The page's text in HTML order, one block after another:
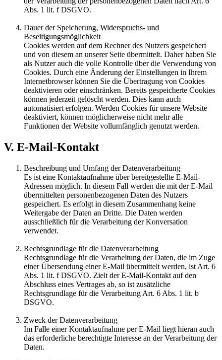
Abs. 1 lit. f DSGVO.
Dauer der Speicherung, Widerspruchs- und
Beseitigungsmöglichkeit
Cookies werden auf dem Rechner des Nutzers gespeichert
und von diesem an unserer Seite übermittelt. Daher haben Sie
als Nutzer auch die volle Kontrolle über die Verwendung von
Cookies. Durch eine Änderung der Einstellungen in Ihrem
Internetbrowser können Sie die Übertragung von Cookies
deaktivieren oder einschränken. Bereits gespeicherte Cookies
können jederzeit gelöscht werden. Dies kann auch
automatisiert erfolgen. Werden Cookies für unsere Website
deaktiviert, können möglicherweise nicht mehr alle
Funktionen der Website vollumfänglich genutzt werden.
V. E-Mail-Kontakt
Beschreibung und Umfang der Datenverarbeitung
Es ist eine Kontaktaufnahme über bereitgestellte E-Mail-
Adressen möglich. In diesem Fall werden die mit der E-Mail
übermittelten personenbezogenen Daten des Nutzers
gespeichert. Es erfolgt in diesem Zusammenhang keine
Weitergabe der Daten an Dritte. Die Daten werden
ausschließlich für die Verarbeitung der Konversation
verwendet.
Rechtsgrundlage für die Datenverarbeitung
Rechtsgrundlage für die Verarbeitung der Daten, die im Zuge
einer Übersendung einer E-Mail übermittelt werden, ist Art. 6
Abs. 1 lit. f DSGVO. Zielt der E-Mail-Kontakt auf den
Abschluss eines Vertrages ab, so ist zusätzliche
Rechtsgrundlage für die Verarbeitung Art. 6 Abs. 1 lit. b
DSGVO.
Zweck der Datenverarbeitung
Im Falle einer Kontaktaufnahme per E-Mail liegt hieran auch
das erforderliche berechtigte Interesse an der Verarbeitung der
Daten.